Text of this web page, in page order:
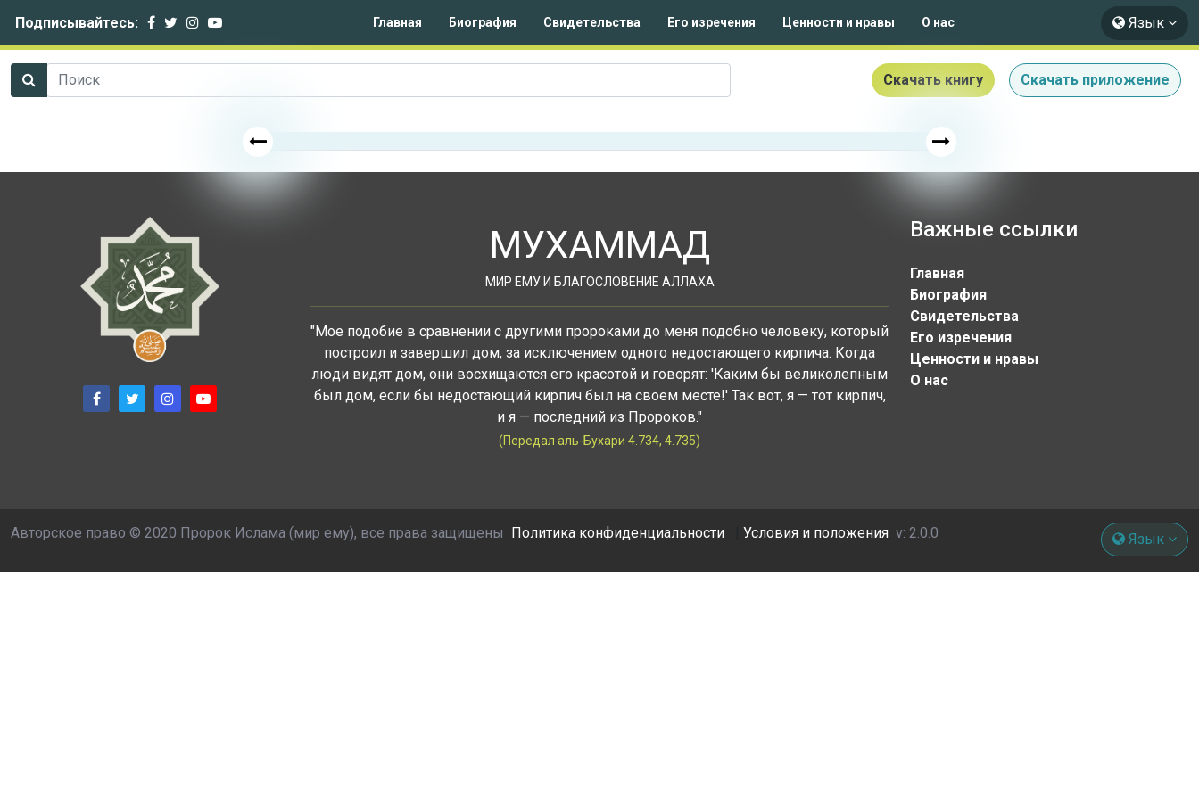
Подписывайтесь: Главная Биография Свидетельства Его изречения Ценности и нравы О нас Язык
Скачать книгу Скачать приложение
МУХАММАД
МИР ЕМУ И БЛАГОСЛОВЕНИЕ АЛЛАХА
"Мое подобие в сравнении с другими пророками до меня подобно человеку, который
построил и завершил дом, за исключением одного недостающего кирпича. Когда
люди видят дом, они восхищаются его красотой и говорят: 'Каким бы великолепным
был дом, если бы недостающий кирпич был на своем месте!' Так вот, я — тот кирпич,
и я — последний из Пророков."
(Передал аль-Бухари 4.734, 4.735)
Важные ссылки
Главная
Биография
Свидетельства
Его изречения
Ценности и нравы
О нас
Авторское право © 2020 Пророк Ислама (мир ему), все права защищены Политика конфиденциальности Условия и положения v: 2.0.0 Язык